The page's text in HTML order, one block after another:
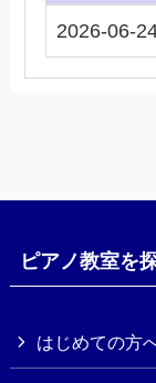
2026-06-
ピアノ教室を
はじめての方